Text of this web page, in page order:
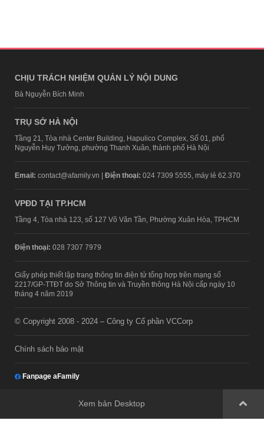
CHỊU TRÁCH NHIỆM QUẢN LÝ NỘI DUNG
Bà Nguyễn Bích Minh
TRỤ SỞ HÀ NỘI
Tầng 21, Tòa nhà Center Building, Hapulico Complex, Số 01, phố
Nguyễn Huy Tưởng, phường Thanh Xuân, thành phố Hà Nội
Email: contact@afamily.vn | Điện thoại: 024 7309 5555, máy lẻ 62.370
VPĐD TẠI TP.HCM
Tầng 4, Tòa nhà 123, số 127 Võ Văn Tần, Phường Xuân Hòa, TPHCM
Điện thoại: 028 7307 7979
Giấy phép thiết lập trang thông tin điện tử tổng hợp trên mạng số
2217/GP-TTĐT do Sở Thông tin và Truyền thông Hà Nội cấp ngày 10
tháng 4 năm 2019
© Copyright 2008 - 2024 – Công ty Cổ phần VCCorp
Chính sách bảo mật
Fanpage aFamily
Xem bản Desktop